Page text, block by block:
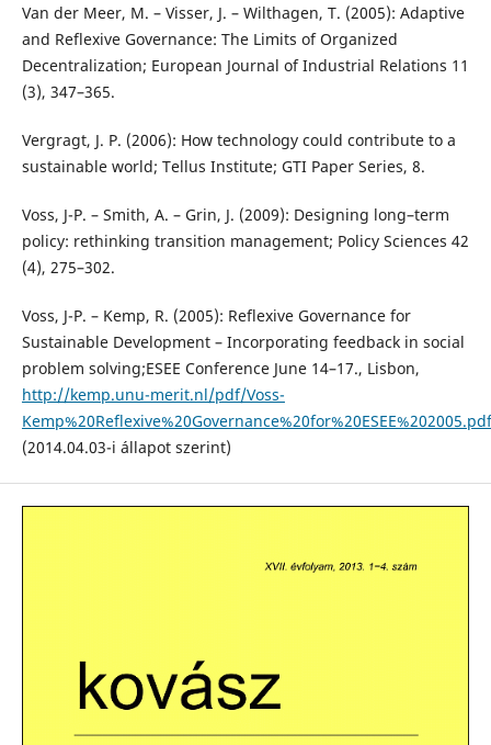
Van der Meer, M. – Visser, J. – Wilthagen, T. (2005): Adaptive
and Reflexive Governance: The Limits of Organized
Decentralization; European Journal of Industrial Relations 11
(3), 347–365.
Vergragt, J. P. (2006): How technology could contribute to a
sustainable world; Tellus Institute; GTI Paper Series, 8.
Voss, J-P. – Smith, A. – Grin, J. (2009): Designing long–term
policy: rethinking transition management; Policy Sciences 42
(4), 275–302.
Voss, J-P. – Kemp, R. (2005): Reflexive Governance for
Sustainable Development – Incorporating feedback in social
problem solving;ESEE Conference June 14–17., Lisbon,
http://kemp.unu-merit.nl/pdf/Voss-
Kemp%20Reflexive%20Governance%20for%20ESEE%202005.pdf
(2014.04.03-i állapot szerint)